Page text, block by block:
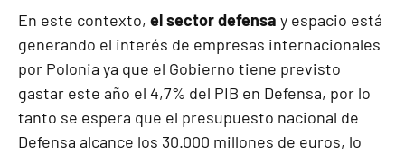
En este contexto, el sector defensa y espacio está
generando el interés de empresas internacionales
por Polonia ya que el Gobierno tiene previsto
gastar este año el 4,7% del PIB en Defensa, por lo
tanto se espera que el presupuesto nacional de
Defensa alcance los 30.000 millones de euros, lo